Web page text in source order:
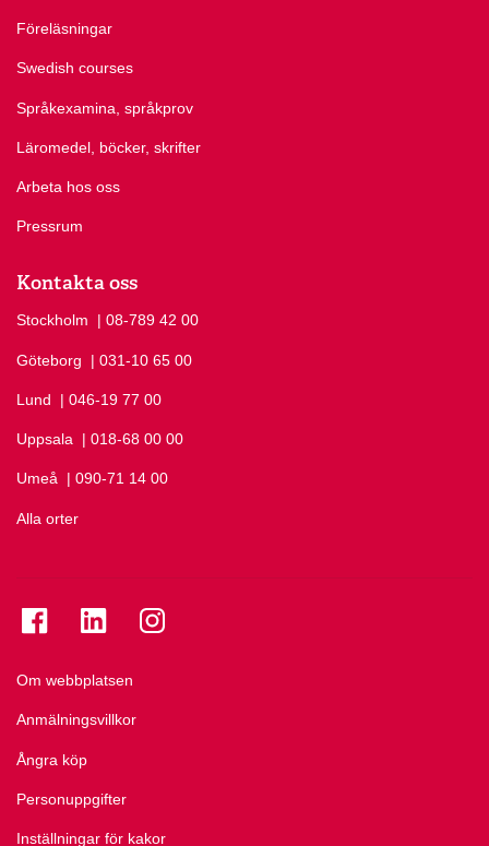
Föreläsningar
Swedish courses
Språkexamina, språkprov
Läromedel, böcker, skrifter
Arbeta hos oss
Pressrum
Kontakta oss
Stockholm Ring Stockholm på
| 08-789 42 00
Göteborg Ring Göteborg på
| 031-10 65 00
Lund Ring Lund på
| 046-19 77 00
Uppsala Ring Uppsala på
| 018-68 00 00
Umeå Ring Umeå på
| 090-71 14 00
Alla orter
Om webbplatsen
Anmälningsvillkor
Ångra köp
Personuppgifter
Inställningar för kakor
Se folkuniversitetet på Facebook
Se folkuniversitetet på LinkedIn